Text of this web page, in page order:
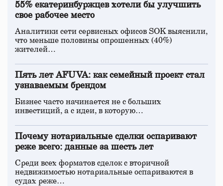
55% екатеринбуржцев хотели бы улучшить
свое рабочее место
Аналитики сети сервисных офисов SOK выяснили,
что меньше половины опрошенных (40%)
жителей…
Пять лет AFUVA: как семейный проект стал
узнаваемым брендом
Бизнес часто начинается не с больших
инвестиций, а с идеи, в которую…
Почему нотариальные сделки оспаривают
реже всего: данные за шесть лет
Среди всех форматов сделок с вторичной
недвижимостью нотариальные оспариваются в
судах реже…